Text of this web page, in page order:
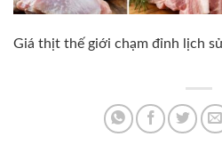
Giá thịt thế giới chạm đỉnh lịch